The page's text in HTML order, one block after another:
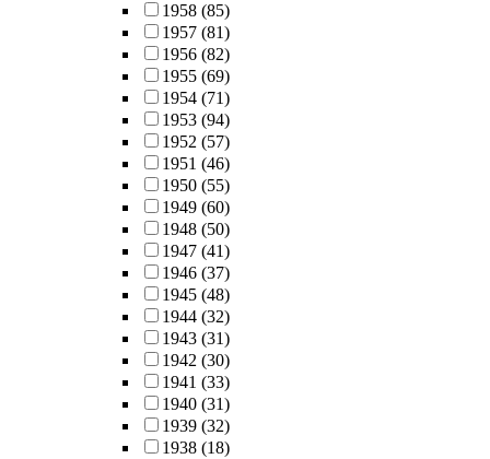
1958 (85)
1957 (81)
1956 (82)
1955 (69)
1954 (71)
1953 (94)
1952 (57)
1951 (46)
1950 (55)
1949 (60)
1948 (50)
1947 (41)
1946 (37)
1945 (48)
1944 (32)
1943 (31)
1942 (30)
1941 (33)
1940 (31)
1939 (32)
1938 (18)